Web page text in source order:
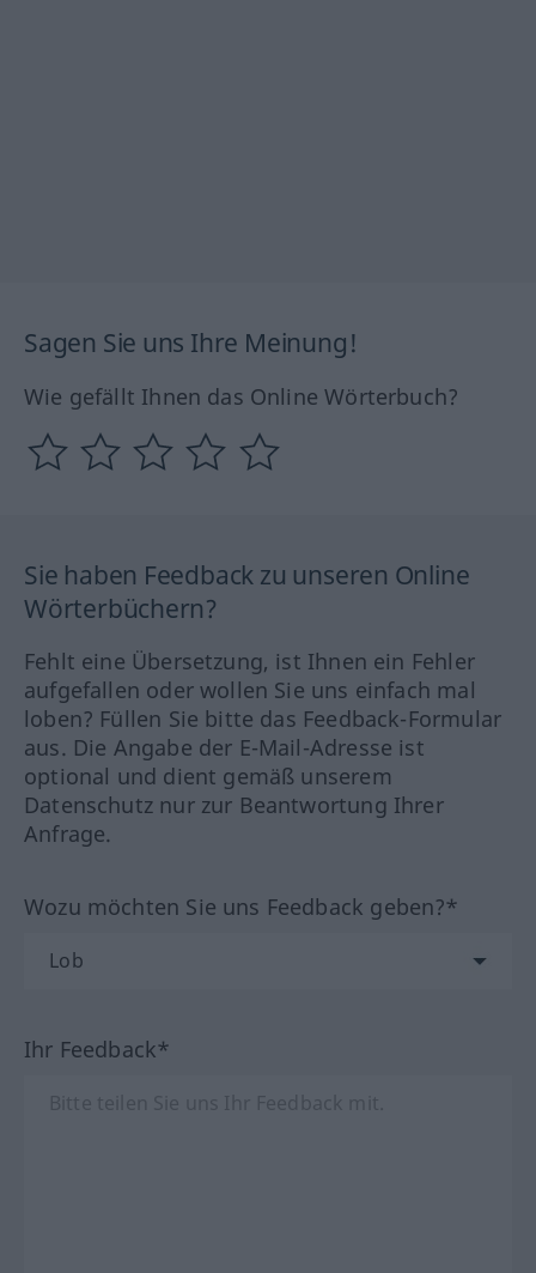
Sagen Sie uns Ihre Meinung!
Wie gefällt Ihnen das Online Wörterbuch?
Sie haben Feedback zu unseren Online
Wörterbüchern?
Fehlt eine Übersetzung, ist Ihnen ein Fehler
aufgefallen oder wollen Sie uns einfach mal
loben? Füllen Sie bitte das Feedback-Formular
aus. Die Angabe der E-Mail-Adresse ist
optional und dient gemäß unserem
Datenschutz nur zur Beantwortung Ihrer
Anfrage.
Wozu möchten Sie uns Feedback geben?*
Ihr Feedback*